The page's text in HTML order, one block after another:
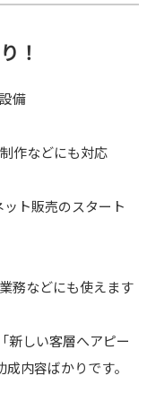
！
備
作などにも対応
ット販売のスタート
務などにも使えます
新しい客層へアピー
内容ばかりです。